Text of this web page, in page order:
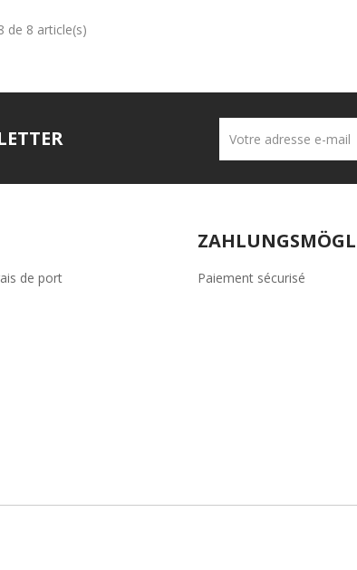
de 8 article(s)
de port
Paiement sécurisé